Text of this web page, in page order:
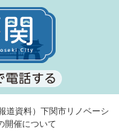
道資料）下関市リノベーシ
開催について